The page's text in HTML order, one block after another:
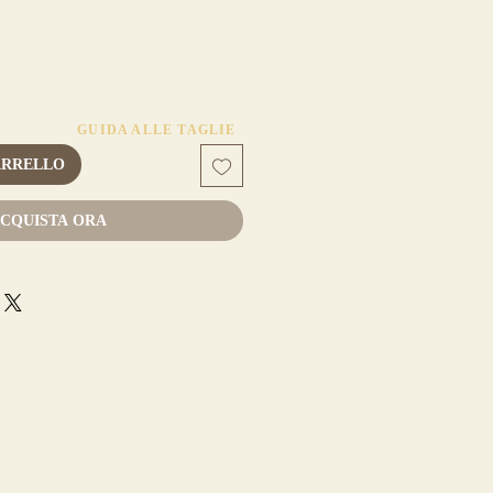
ORA
GUIDA ALLE TAGLIE